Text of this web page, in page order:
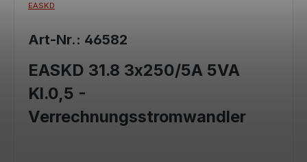
EASKD
Art-Nr.: 46582
EASKD 31.8 3x250/5A 5VA
Kl.0,5 -
Verrechnungsstromwandler